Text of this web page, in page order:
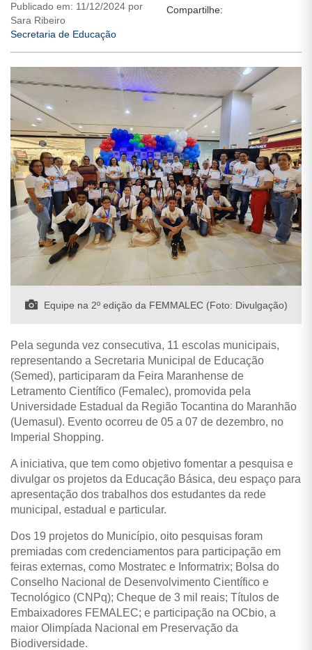
Publicado em: 11/12/2024 por
Sara Ribeiro
Secretaria de Educação
Compartilhe:
Equipe na 2º edição da FEMMALEC (Foto: Divulgação)
Pela segunda vez consecutiva, 11 escolas municipais,
representando a Secretaria Municipal de Educação
(Semed), participaram da Feira Maranhense de
Letramento Científico (Femalec), promovida pela
Universidade Estadual da Região Tocantina do Maranhão
(Uemasul). Evento ocorreu de 05 a 07 de dezembro, no
Imperial Shopping.
A iniciativa, que tem como objetivo fomentar a pesquisa e
divulgar os projetos da Educação Básica, deu espaço para
apresentação dos trabalhos dos estudantes da rede
municipal, estadual e particular.
Dos 19 projetos do Município, oito pesquisas foram
premiadas com credenciamentos para participação em
feiras externas, como Mostratec e Informatrix; Bolsa do
Conselho Nacional de Desenvolvimento Científico e
Tecnológico (CNPq); Cheque de 3 mil reais; Títulos de
Embaixadores FEMALEC; e participação na OCbio, a
maior Olimpíada Nacional em Preservação da
Biodiversidade.